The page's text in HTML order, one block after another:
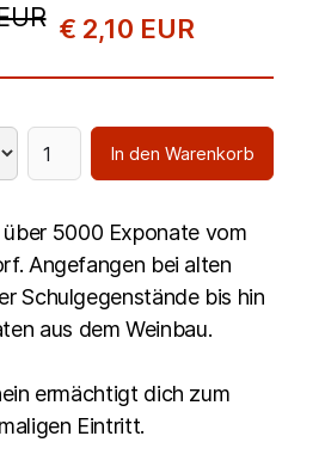
€ 2,10 EUR
über 5000 Exponate vom
Angefangen bei alten
Schulgegenstände bis hin
aus dem Weinbau.
ermächtigt dich zum
Eintritt.